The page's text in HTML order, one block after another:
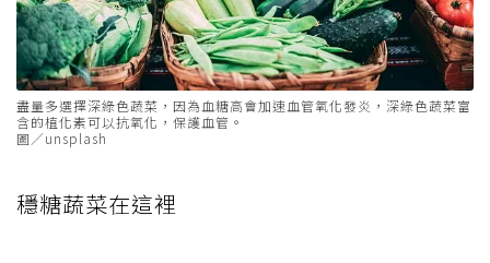
盡量多選擇深綠色蔬菜，因為血糖高會加速血管氧化發炎，深綠色蔬菜富
含的植化素可以抗氧化，保護血管。
圖／unsplash
穩糖蔬菜在這裡